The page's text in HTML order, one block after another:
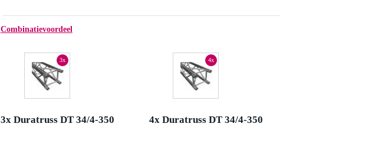
Combinatievoordeel
3x
3x Duratruss DT 34/4-350
4x
4x Duratruss DT 34/4-350